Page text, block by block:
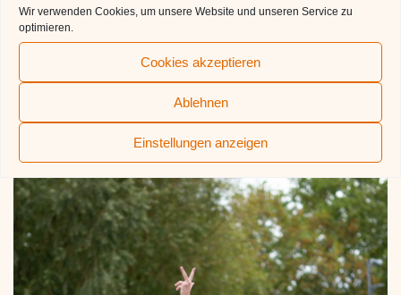
Wir verwenden Cookies, um unsere Website und unseren Service zu
optimieren.
Cookies akzeptieren
Ablehnen
Einstellungen anzeigen
Siegerehrung Mixed